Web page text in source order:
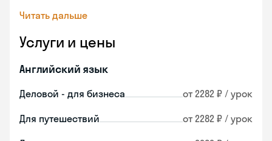
Читать дальше
Услуги и цены
Английский язык
Деловой - для бизнеса от 2282 ₽ / урок
Для путешествий от 2282 ₽ / урок